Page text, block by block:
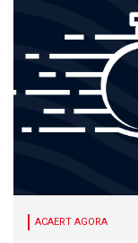
ACAERT AGORA